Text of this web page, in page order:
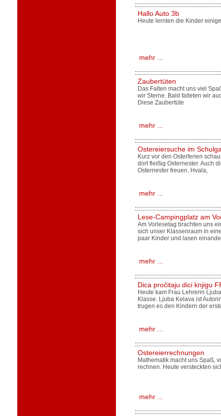
Hallo Auto 3b
Heute lernten die Kinder
mehr ...
Zaubertüten
Das Falten macht uns viel
wir Sterne. Bald falteten wir
Diese Zaubertüte
mehr ...
Ostereiersuche im
Kurz vor den Osterferien
dort fleißig Osternester. Auch
Osternester freuen. Hvala,
mehr ...
Lese-Campingplatz am
Am Vorlesetag brachten uns
sich unser Klassenraum in
paar Kinder und lasen
mehr ...
Dica pročitaju dici knjigu
Heute kam Frau Lehrerin
Klasse. Ljuba Kelava ist
trugen es den Kindern der
mehr ...
Ostereierrechnungen
Mathematik macht uns Spaß,
rechnen. Heute versteckten
mehr ...